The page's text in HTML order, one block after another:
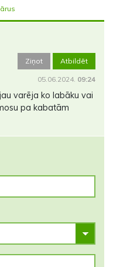
Ziņot Atbildēt
05.06.2024. 09:24
varēja ko labāku vai
pa kabatām